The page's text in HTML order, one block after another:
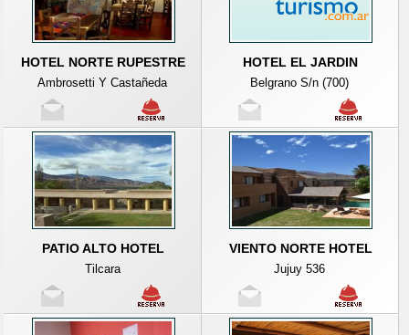
HOTEL NORTE RUPESTRE
Ambrosetti Y Castañeda
HOTEL EL JARDIN
Belgrano S/n (700)
PATIO ALTO HOTEL
Tilcara
VIENTO NORTE HOTEL
Jujuy 536